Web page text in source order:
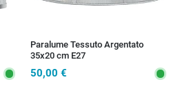
Paralume Tessuto Argentato
35x20 cm E27
50,00 €